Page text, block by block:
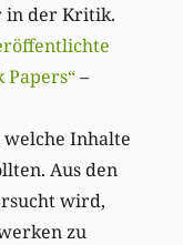
in der Kritik.
Papers“–
Inhalte
Aus den
wird,
zu